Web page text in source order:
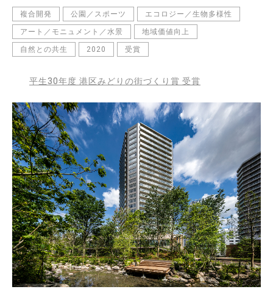
複合開発 公園／スポーツ
エコロジー／生物多様性
アート／モニュメント／水景
地域価値向上
自然との共生
2020 受賞
平生30年度 港区みどりの街づくり賞 受賞